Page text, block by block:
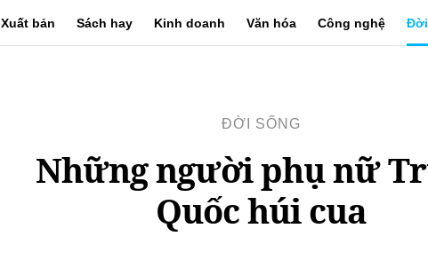
Xuất bản Sách hay Kinh doanh Văn hóa Công nghệ
ĐỜI SỐNG
Những người phụ nữ
Quốc húi cua